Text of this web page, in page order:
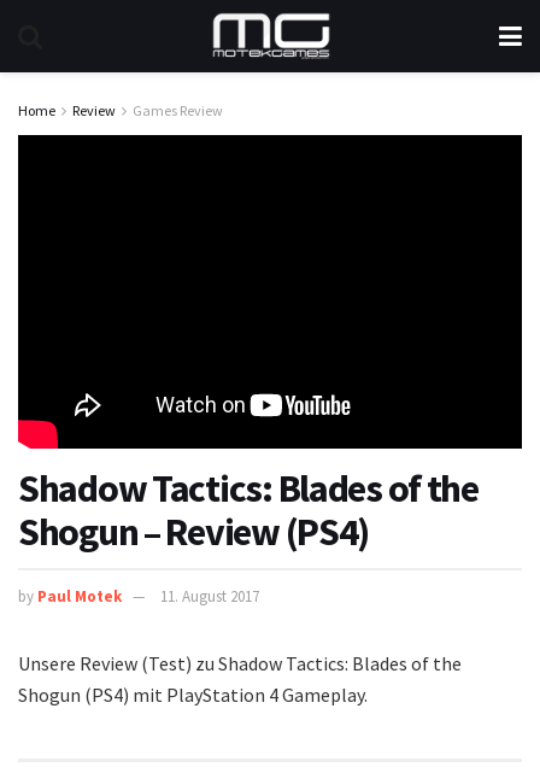
Home Review Games Review
Shadow Tactics: Blades of the
Shogun – Review (PS4)
by Paul Motek 11. August 2017
Unsere Review (Test) zu Shadow Tactics: Blades of the
Shogun (PS4) mit PlayStation 4 Gameplay.